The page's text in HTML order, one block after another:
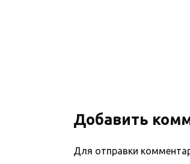
Добавить
Для отправки